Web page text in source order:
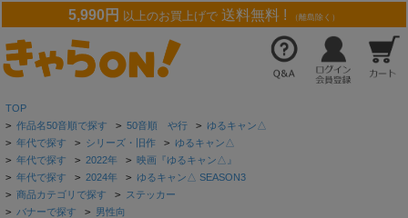
5,990円 以上のお買上げで 送料無料 ! （離島除く）
TOP
> 作品名50音順で探す > 50音順 や行 > ゆるキャン△
> 年代で探す > シリーズ・旧作 > ゆるキャン△
> 年代で探す > 2022年 > 映画『ゆるキャン△』
> 年代で探す > 2024年 > ゆるキャン△ SEASON3
> 商品カテゴリで探す > ステッカー
> バナーで探す > 男性向